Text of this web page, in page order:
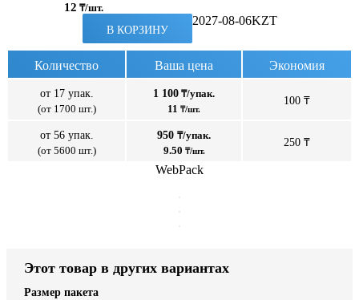
12 ₸/шт.
В КОРЗИНУ
2027-08-06KZT
Количество Ваша цена Экономия
от 17 упак.
(от 1700 шт.)
1 100 ₸/упак.
11 ₸/шт.
100 ₸
от 56 упак.
(от 5600 шт.)
950 ₸/упак.
9.50 ₸/шт.
250 ₸
WebPack
Этот товар в других вариантах
Размер пакета